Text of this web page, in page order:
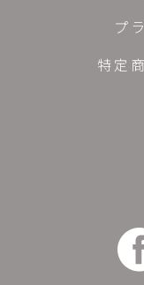
プ
特定